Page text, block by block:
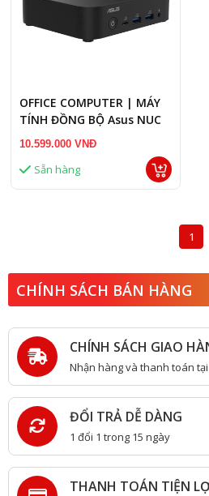
OFFICE COMPUTER | MÁY
TÍNH ĐỒNG BỘ Asus NUC
14 Essential
N355/ NoOS/ 3Y) Ram 8G/
10.599.000 VNĐ
Sẵn hàng
1
CHÍNH SÁCH BÁN HÀNG
CHÍNH SÁCH GIAO
Nhận hàng và thanh toán
ĐỔI TRẢ DỄ DÀNG
1 đổi 1 trong 15 ngày
THANH TOÁN TIỆN